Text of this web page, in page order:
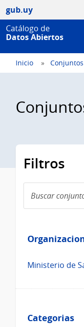
gub.uy
Catálogo de
Datos Abiertos
Inicio
Filtros
conjuntos
de
Ministerio de
Categorias
Categorias